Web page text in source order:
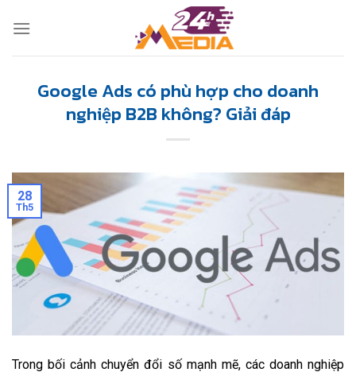
Google Ads có phù hợp cho doanh
nghiệp B2B không? Giải đáp
28
Th5
Trong bối cảnh chuyển đổi số mạnh mẽ, các doanh nghiệp